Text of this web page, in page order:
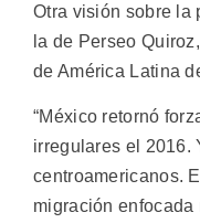
Otra visión sobre la
la de Perseo
de América Latina
“México retornó
irregulares el 2016.
centroamericanos.
migración enfocada